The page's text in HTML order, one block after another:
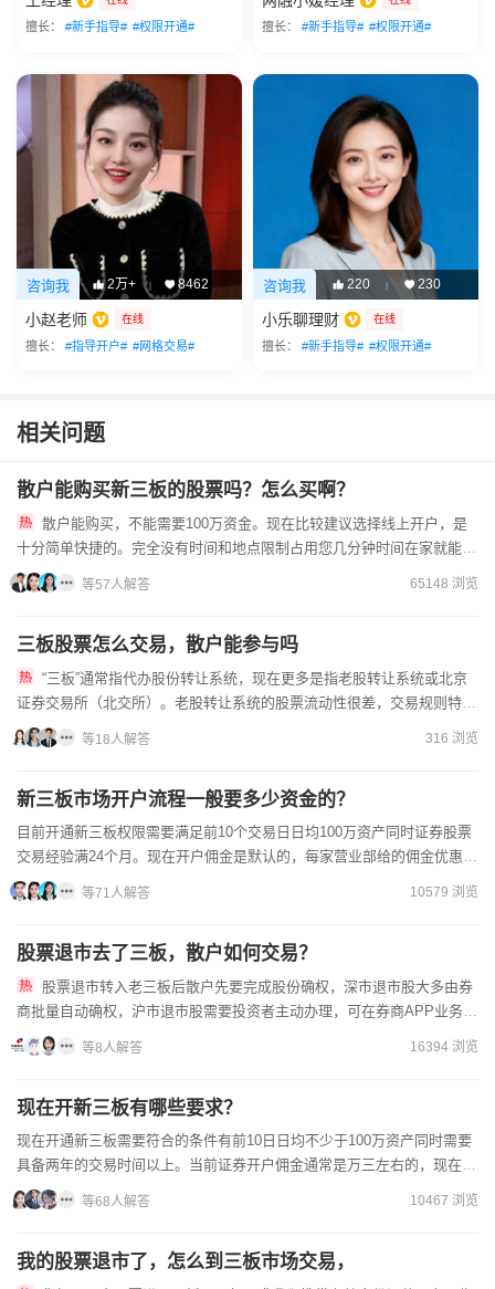
擅长： #新手指导# #权限开通# 擅长： #新手指导# #权限开通#
咨询我 2万+ | 8462
小赵老师 在线
擅长： #指导开户# #网格交易#
咨询我 220 | 230
小乐聊理财 在线
擅长： #新手指导# #权限开通#
相关问题
散户能购买新三板的股票吗？怎么买啊？
十分简单快捷的。完全没有时间和地点限制占用您几分钟时间在家就能轻
松开户！开户欢迎来我司，多个营业网点。佣金成本价...
等57人解答 65148 浏览
三板股票怎么交易，散户能参与吗
证券交易所（北交所）。老股转让系统的股票流动性很差，交易规则特
殊，散户参与门槛高且风险极大。北交所股票，散户是可以参与的，...
等18人解答 316 浏览
新三板市场开户流程一般要多少资金的？
目前开通新三板权限需要满足前10个交易日日均100万资产同时证券股票
交易经验满24个月。现在开户佣金是默认的，每家营业部给的佣金优惠水
平都是不一样的，主要是需要协商来制定的。如果想要开...
等71人解答 10579 浏览
股票退市去了三板，散户如何交易？
商批量自动确权，沪市退市股需要投资者主动办理，可在券商APP业务板
块线上操作，也能携带本人二代身份证到开户营业部柜台办理，确...
等8人解答 16394 浏览
现在开新三板有哪些要求？
现在开通新三板需要符合的条件有前10日日均不少于100万资产同时需要
具备两年的交易时间以上。当前证券开户佣金通常是万三左右的，现在交
易手续费的高低与交易金额的大小和买卖次数形成了一个正...
等68人解答 10467 浏览
我的股票退市了，怎么到三板市场交易，